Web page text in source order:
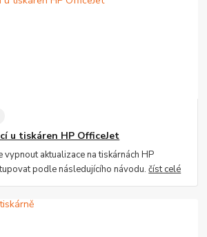
u tiskáren HP OfficeJet
vypnout aktualizace na tiskárnách HP
podle následujícího návodu.číst celé